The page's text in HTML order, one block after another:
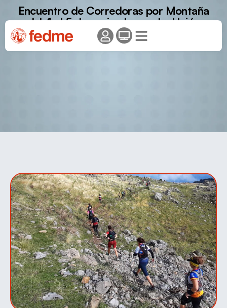
Encuentro de Corredoras por Montaña
del 4 al 5 de noviembre en La Unión
(Murcia)